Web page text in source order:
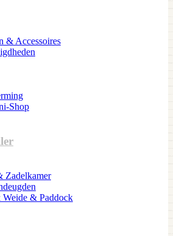
& Accessoires
Shop
Zadelkamer
& Paddock